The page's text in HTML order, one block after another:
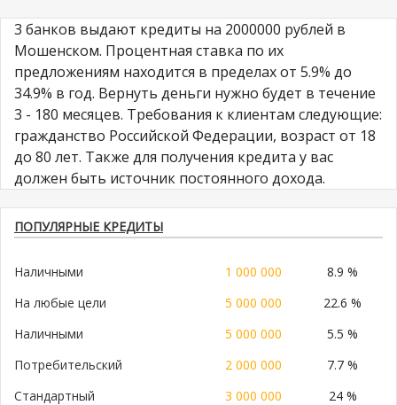
3 банков выдают кредиты на 2000000 рублей в
Мошенском. Процентная ставка по их
предложениям находится в пределах от 5.9% до
34.9% в год. Вернуть деньги нужно будет в течение
3 - 180 месяцев. Требования к клиентам следующие:
гражданство Российской Федерации, возраст от 18
до 80 лет. Также для получения кредита у вас
должен быть источник постоянного дохода.
ПОПУЛЯРНЫЕ КРЕДИТЫ
Наличными 1 000 000
8.9 %
На любые цели
5 000 000
22.6 %
Наличными
5 000 000
5.5 %
Потребительский
2 000 000
7.7 %
Стандартный
3 000 000
24 %